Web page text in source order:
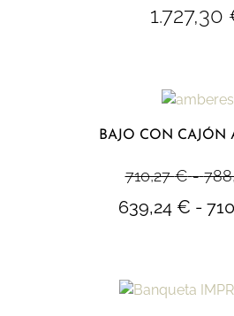
1.727,30
BAJO CON CAJÓN
710,27€ -
639,24 € -